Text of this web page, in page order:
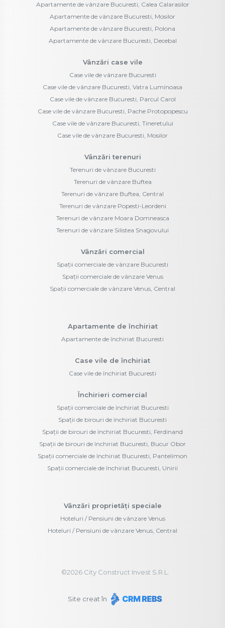
Apartamente de vânzare Bucuresti, Calea Calarasilor
Apartamente de vânzare Bucuresti, Mosilor
Apartamente de vânzare Bucuresti, Polona
Apartamente de vânzare Bucuresti, Decebal
Vânzări case vile
Case vile de vânzare Bucuresti
Case vile de vânzare Bucuresti, Vatra Luminoasa
Case vile de vânzare Bucuresti, Parcul Carol
Case vile de vânzare Bucuresti, Pache Protopopescu
Case vile de vânzare Bucuresti, Tineretului
Case vile de vânzare Bucuresti, Mosilor
Vânzări terenuri
Terenuri de vânzare Bucuresti
Terenuri de vânzare Buftea
Terenuri de vânzare Buftea, Central
Terenuri de vânzare Popesti-Leordeni
Terenuri de vânzare Moara Domneasca
Terenuri de vânzare Silistea Snagovului
Vânzări comercial
Spații comerciale de vânzare Bucuresti
Spații comerciale de vânzare Venus
Spații comerciale de vânzare Venus, Central
Apartamente de închiriat
Apartamente de închiriat Bucuresti
Case vile de închiriat
Case vile de închiriat Bucuresti
Închirieri comercial
Spații comerciale de închiriat Bucuresti
Spații de birouri de închiriat Bucuresti
Spații de birouri de închiriat Bucuresti, Ferdinand
Spații de birouri de închiriat Bucuresti, Bucur Obor
Spații comerciale de închiriat Bucuresti, Pantelimon
Spații comerciale de închiriat Bucuresti, Unirii
Vânzări proprietăți speciale
Hoteluri / Pensiuni de vânzare Venus
Hoteluri / Pensiuni de vânzare Venus, Central
©2026City Construct Invest S.R.L.
Site creat în